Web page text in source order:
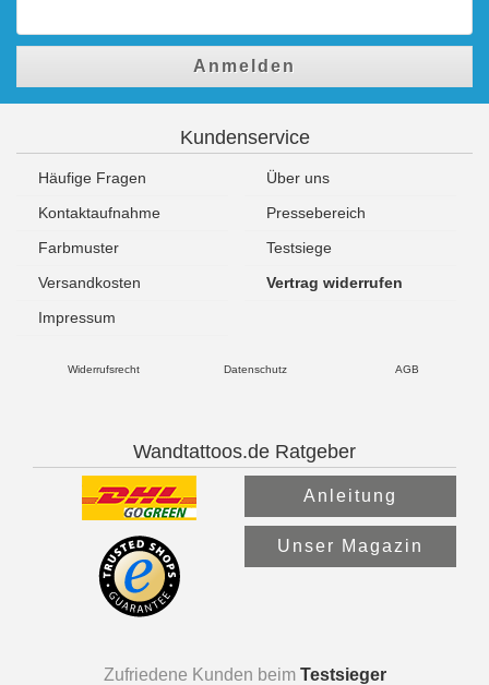
Anmelden
Kundenservice
Häufige Fragen
Über uns
Kontaktaufnahme
Pressebereich
Farbmuster
Testsiege
Versandkosten
Vertrag widerrufen
Impressum
Widerrufsrecht Datenschutz AGB
Wandtattoos.de Ratgeber
Anleitung
Unser Magazin
Zufriedene Kunden beim Testsieger